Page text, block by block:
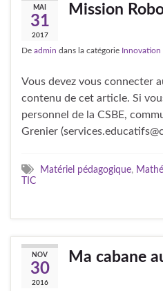
MAI
31
2017
Mission
De admin dans la catégorie Innovation
Vous devez vous connecter
contenu de cet article. Si
personnel de la CSBE,
Grenier
Matériel pédagogique,
TIC
NOV
30
2016
Ma cabane